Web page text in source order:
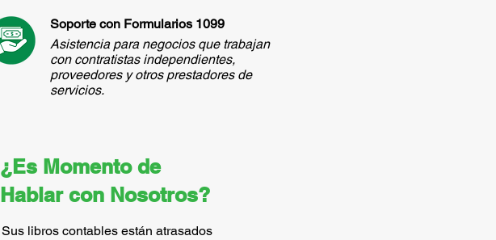
Soporte con Formularios 1099
Asistencia para negocios que trabajan
con contratistas independientes,
proveedores y otros prestadores de
servicios.
¿Es Momento de
Hablar con Nosotros?
Sus libros contables están atrasados